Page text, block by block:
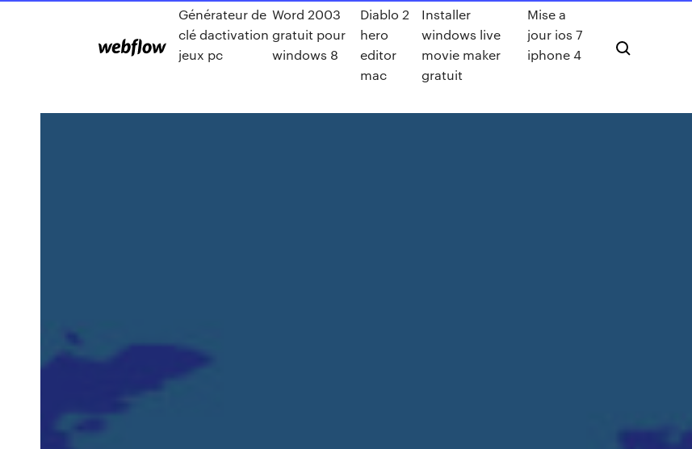
Générateur de
clé dactivation
jeux pc
Word 2003
gratuit pour
windows 8
Diablo 2
hero
editor
mac
Installer
windows live
movie maker
gratuit
Mise a
jour ios 7
iphone 4